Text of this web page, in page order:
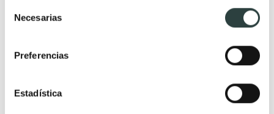
Necesarias
Preferencias
Estadística
Muebles de baño Modernos
natural
neoclásicos